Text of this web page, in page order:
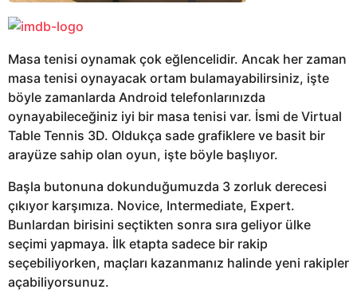
Masa tenisi oynamak çok eğlencelidir. Ancak her zaman
masa tenisi oynayacak ortam bulamayabilirsiniz, işte
böyle zamanlarda Android telefonlarınızda
oynayabileceğiniz iyi bir masa tenisi var. İsmi de Virtual
Table Tennis 3D. Oldukça sade grafiklere ve basit bir
arayüze sahip olan oyun, işte böyle başlıyor.
Başla butonuna dokunduğumuzda 3 zorluk derecesi
çıkıyor karşımıza. Novice, Intermediate, Expert.
Bunlardan birisini seçtikten sonra sıra geliyor ülke
seçimi yapmaya. İlk etapta sadece bir rakip
seçebiliyorken, maçları kazanmanız halinde yeni rakipler
açabiliyorsunuz.